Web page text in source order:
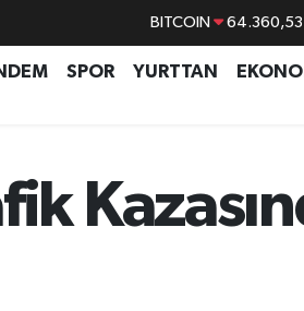
BITCOIN 64.360,53
BİST100
SPOR YURTTAN